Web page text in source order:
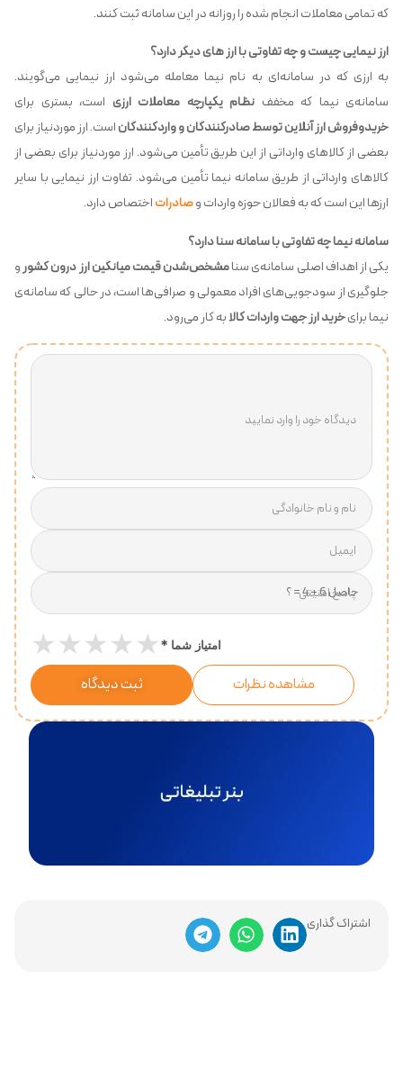
دیدگاه خود را وارد نمایید
نام و نام خانوادگی
ایمیل
پاسخ امنیتی
امتیاز شما *
★★★★★
ثبت دیدگاه مشاهده نظرات
اشتراک گذاری
که تمامی معاملات انجام شده را روزانه در این سامانه ثبت کنند.
ارز نیمایی چیست و چه تفاوتی با ارز های دیگر دارد؟
به ارزی که در سامانه‌ای به نام نیما معامله می‌شود ارز نیمایی می‌گویند.
سامانه‌ی نیما که مخفف نظام یکپارچه معاملات ارزیاست، بستری برای
خریدوفروش ارز آنلاین توسط صادرکنندگان و واردکنندگاناست. ارز موردنیاز برای
بعضی از کالاهای وارداتی از این طریق تأمین می‌شود. ارز موردنیاز برای بعضی از
کالاهای وارداتی از طریق سامانه نیما تأمین می‌شود. تفاوت ارز نیمایی با سایر
ارزها این است که به فعالان حوزه واردات وصادراتاختصاص دارد.
سامانه نیما چه تفاوتی با سامانه سنا دارد؟
یکی از اهداف اصلی سامانه‌ی سنامشخص‌شدن قیمت میانگین ارز درون کشورو
جلوگیری از سودجویی‌های افراد معمولی و صرافی‌ها است، در ‏حالی‌ که سامانه‌ی
نیما برایخرید ارز جهت واردات کالابه کار می‌رود.